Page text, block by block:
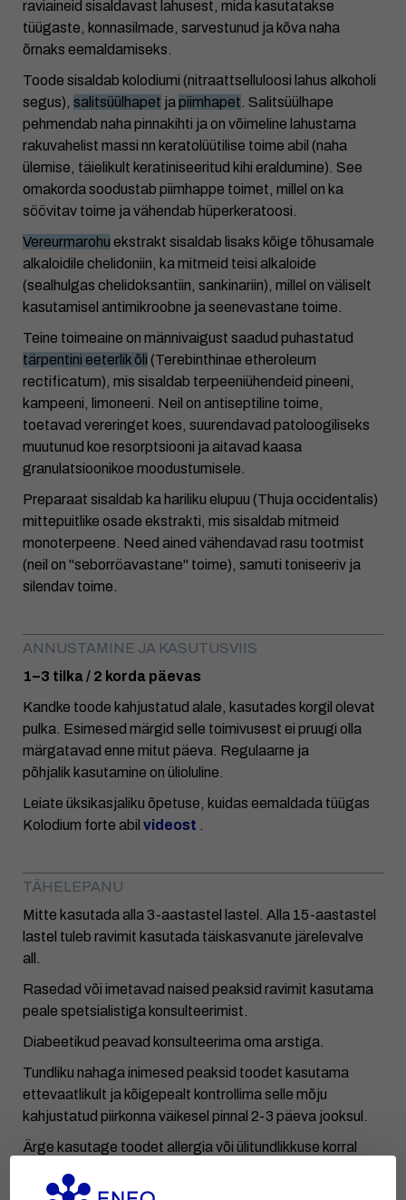
raviaineid sisaldavast lahusest, mida kasutatakse
tüügaste, konnasilmade, sarvestunud ja kõva naha
õrnaks eemaldamiseks.
Toode sisaldab kolodiumi (nitraattselluloosi lahus alkoholi
segus), salitsüülhapet japiimhapet. Salitsüülhape
pehmendab naha pinnakihti ja on võimeline lahustama
rakuvahelist massi nn keratolüütilise toime abil (naha
ülemise, täielikult keratiniseeritud kihi eraldumine). See
omakorda soodustab piimhappe toimet, millel on ka
söövitav toime ja vähendab hüperkeratoosi.
Vereurmarohu ekstrakt sisaldab lisaks kõige tõhusamale
alkaloidile chelidoniin, ka mitmeid teisi alkaloide
(sealhulgas chelidoksantiin, sankinariin), millel on väliselt
kasutamisel antimikroobne ja seenevastane toime.
Teine toimeaine on männivaigust saadud puhastatud
tärpentini eeterlik õli (Terebinthinae etheroleum
rectificatum), mis sisaldab terpeeniühendeid pineeni,
kampeeni, limoneeni. Neil on antiseptiline toime,
toetavad vereringet koes, suurendavad patoloogiliseks
muutunud koe resorptsiooni ja aitavad kaasa
granulatsioonikoe moodustumisele.
Preparaat sisaldab ka hariliku elupuu (Thuja occidentalis)
mittepuitlike osade ekstrakti, mis sisaldab mitmeid
monoterpeene. Need ained vähendavad rasu tootmist
(neil on "seborröavastane" toime), samuti toniseeriv ja
silendav toime.
ANNUSTAMINE JA KASUTUSVIIS
1–3 tilka / 2 korda päevas
Kandke toode kahjustatud alale, kasutades korgil olevat
pulka. Esimesed märgid selle toimivusest ei pruugi olla
märgatavad enne mitut päeva. Regulaarne ja
põhjalik kasutamine on ülioluline.
Leiate üksikasjaliku õpetuse, kuidas eemaldada tüügas
Kolodium forte abil videost .
TÄHELEPANU
Mitte kasutada alla 3-aastastel lastel. Alla 15-aastastel
lastel tuleb ravimit kasutada täiskasvanute järelevalve
all.
Rasedad või imetavad naised peaksid ravimit kasutama
peale spetsialistiga konsulteerimist.
Diabeetikud peavad konsulteerima oma arstiga.
Tundliku nahaga inimesed peaksid toodet kasutama
ettevaatlikult ja kõigepealt kontrollima selle mõju
kahjustatud piirkonna väikesel pinnal 2-3 päeva jooksul.
Ärge kasutage toodet allergia või ülitundlikkuse korral